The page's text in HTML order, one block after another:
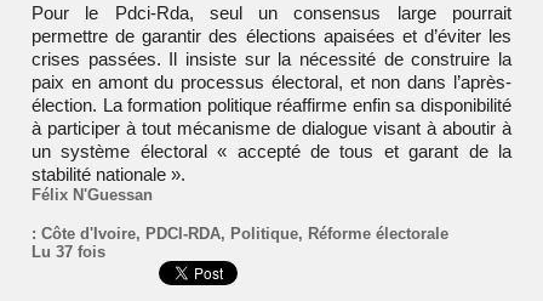
Pour le Pdci-Rda, seul un consensus large pourrait
permettre de garantir des élections apaisées et d’éviter les
crises passées. Il insiste sur la nécessité de construire la
paix en amont du processus électoral, et non dans l’après-
élection. La formation politique réaffirme enfin sa disponibilité
à participer à tout mécanisme de dialogue visant à aboutir à
un système électoral « accepté de tous et garant de la
stabilité nationale ».
Félix N'Guessan
: Côte d'Ivoire, PDCI-RDA, Politique, Réforme électorale
Lu 37 fois